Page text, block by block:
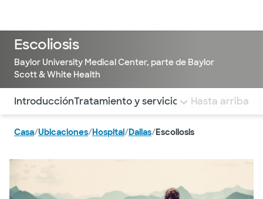
Escoliosis
Baylor University Medical Center, parte de Baylor
Scott & White Health
Utilice esta navegación para saltar rápidamente a
IntroducciónTratamiento y serviciosPor qué
Hasta arriba
Casa/Ubicaciones/Hospital/Dallas/Escoliosis